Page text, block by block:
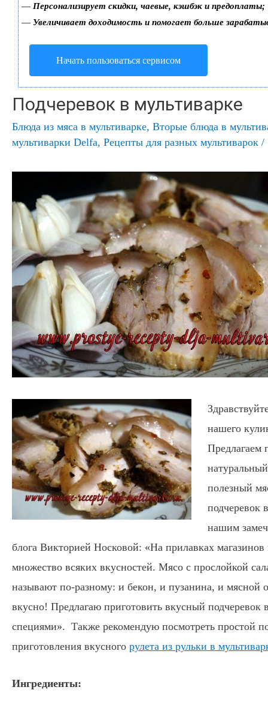
— Персонализирует скидки, чаевые, кэшбэк и предоплаты;
— Увеличивает доходимость и помогает больше
Начать пользоваться сервисом
Подчеревок в мультиварке
Блюда из мяса в мультиварке, Вторые блюда в
мультиварки Delfa, Рецепты для разных мультиварок /
нашего
Предлагаем
полезный
подчеревок
нашим
блога Викторией Носковой: «На прилавках
множество всяких вкусностей. Мясо с прослойкой
называют по-разному: и бекон, и пузанина, и мясной
вкусно! Предлагаю приготовить вкусный подчеревок
специями». Также рекомендую посмотреть простой
приготовления вкусного рулета из рульки в
Ингредиенты: